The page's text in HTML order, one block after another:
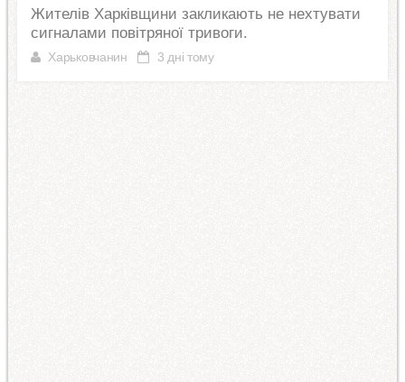
Жителів Харківщини закликають не нехтувати
сигналами повітряної тривоги.
Харьковчанин 3 дні тому